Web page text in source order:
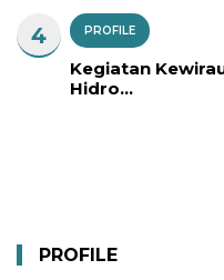
4 PROFILE
Kegiatan
Hidro...
PROFILE